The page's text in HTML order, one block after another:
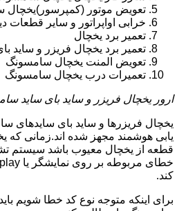
تعویض موتور (کمپرسور)یخچال
خرابی اواپراتور و سایر قطعات
تعمیر برد یخچال
تعمیر برد یخچال فریزر و ساید
تعویض المنت یخچال سامسونگ
تعمیرات درب یخچال سامسونگ
ارور یخچال فریزر و ساید بای ساید
یخچال فریزرها و ساید بای
یابی هوشمند مجهز شده اند.زمانی که
قطعه از یخچال معیوب باشد سیستم
کند.
برای اینکه متوجه نوع کد خطا شویم